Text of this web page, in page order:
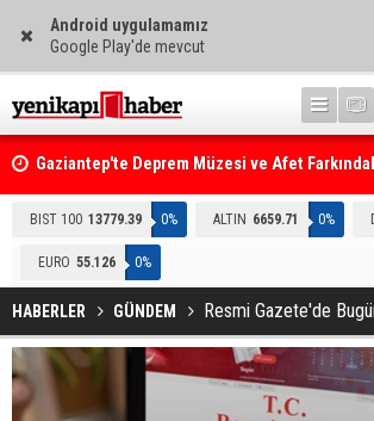
Android uygulamamız
Google Play'de mevcut
Gaziantep'te Deprem Müzesi ve Afet
protokolü imzalandı
Resmi Gazete'de Bugün
BIST 100 13779.39 0% ALTIN 6659.71 0%
EURO 55.126 0%
HABERLER GÜNDEM Resmi Gazete'de